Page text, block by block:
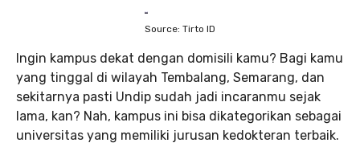
Source: Tirto ID
Ingin kampus dekat dengan domisili kamu? Bagi kamu
yang tinggal di wilayah Tembalang, Semarang, dan
sekitarnya pasti Undip sudah jadi incaranmu sejak
lama, kan? Nah, kampus ini bisa dikategorikan sebagai
universitas yang memiliki jurusan kedokteran terbaik.